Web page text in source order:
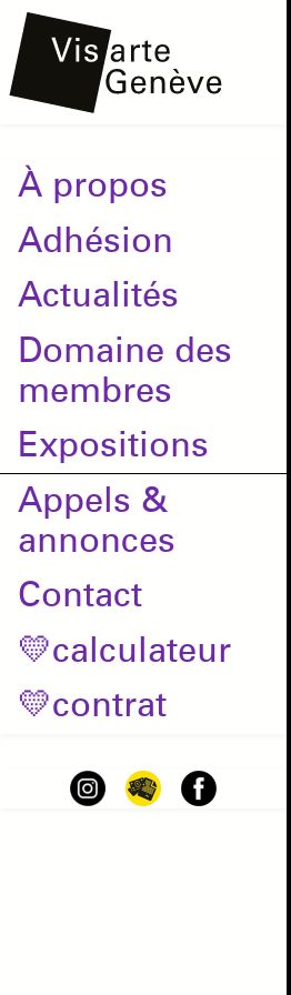
Aller
au
contenu
Main
navigation
À propos
Adhésion
Actualités
Domaine des
membres
Expositions
Appels &
annonces
Contact
💛calculateur
💛contrat